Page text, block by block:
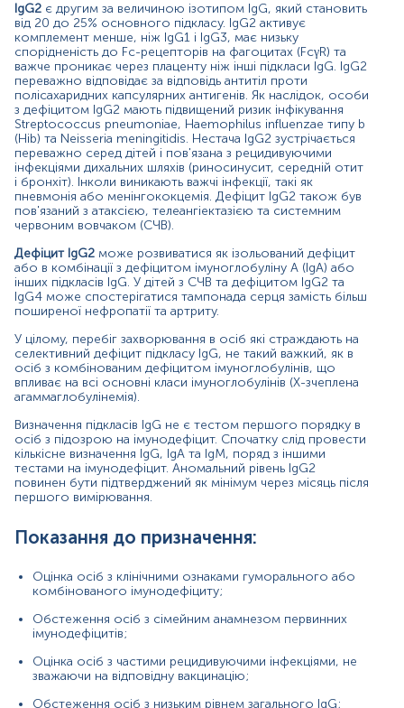
що впливає на всі основні класи імуноглобулінів (Х-
зчеплена агаммаглобулінемія).
Визначення підкласів IgG не є тестом першого порядку
в осіб з підозрою на імунодефіцит. Спочатку слід
провести кількісне визначення IgG, IgA та IgM, поряд з
іншими тестами на імунодефіцит. Аномальний рівень
IgG2 повинен бути підтверджений як мінімум через
місяць після першого вимірювання.
Показання до призначення:
Оцінка осіб з клінічними ознаками гуморального
або комбінованого імунодефіциту;
первинних імунодефіцитів;
Оцінка осіб з частими рецидивуючими інфекціями,
не зважаючи на відповідну вакцинацію;
Обстеження осіб з низьким рівнем загального
IgG;
Диференційна діагностика імунодефіцитів.
Не мають важливого клінічного значення.
Причини зниження рівня:
загальний варіабельний імунодефіцит;
аутоімунні розлади (системний червоний вовчак,
ювенільний цукровий діабет, первинний синдром
атаксія-телеангіектазія;
хронічний кандидоз шкіри й слизових оболонок;
дефекти синтезу гамма-інтерферону;
IgG2 є другим за величиною ізотипом IgG, який становить
від 20 до 25% основного підкласу. IgG2 активує
комплемент менше, ніж IgG1 і IgG3, має низьку
спорідненість до Fc-рецепторів на фагоцитах (FcγR) та
важче проникає через плаценту ніж інші підкласи IgG. IgG2
переважно відповідає за відповідь антитіл проти
полісахаридних капсулярних антигенів. Як наслідок, особи
з дефіцитом IgG2 мають підвищений ризик інфікування
Streptococcus pneumoniae, Haemophilus influenzae типу b
(Hib) та Neisseria meningitidis. Нестача IgG2 зустрічається
переважно серед дітей і пов'язана з рецидивуючими
інфекціями дихальних шляхів (риносинусит, середній отит
і бронхіт). Інколи виникають важчі інфекції, такі як
пневмонія або менінгококцемія. Дефіцит IgG2 також був
пов'язаний з атаксією, телеангіектазією та системним
червоним вовчаком (СЧВ).
Дефіцит IgG2 може розвиватися як ізольований дефіцит
або в комбінації з дефіцитом імуноглобуліну А (IgA) або
інших підкласів IgG. У дітей з СЧВ та дефіцитом IgG2 та
IgG4 може спостерігатися тампонада серця замість більш
поширеної нефропатії та артриту.
У цілому, перебіг захворювання в осіб які страждають на
селективний дефіцит підкласу IgG, не такий важкий, як в
осіб з комбінованим дефіцитом імуноглобулінів, що
впливає на всі основні класи імуноглобулінів (Х-зчеплена
агаммаглобулінемія).
Визначення підкласів IgG не є тестом першого порядку в
осіб з підозрою на імунодефіцит. Спочатку слід провести
кількісне визначення IgG, IgA та IgM, поряд з іншими
тестами на імунодефіцит. Аномальний рівень IgG2
повинен бути підтверджений як мінімум через місяць після
першого вимірювання.
Показання до призначення:
Оцінка осіб з клінічними ознаками гуморального або
комбінованого імунодефіциту;
Обстеження осіб з сімейним анамнезом первинних
імунодефіцитів;
Оцінка осіб з частими рецидивуючими інфекціями, не
зважаючи на відповідну вакцинацію;
Обстеження осіб з низьким рівнем загального IgG;